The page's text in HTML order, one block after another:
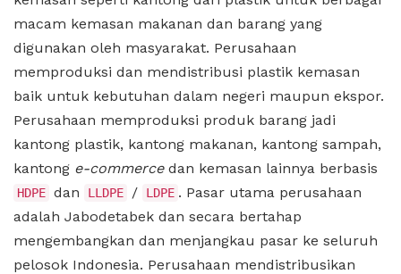
macam kemasan makanan dan barang yang
digunakan oleh masyarakat. Perusahaan
memproduksi dan mendistribusi plastik kemasan
baik untuk kebutuhan dalam negeri maupun ekspor.
Perusahaan memproduksi produk barang jadi
kantong plastik, kantong makanan, kantong sampah,
kantong e-commercedan kemasan lainnya berbasis
HDPE dan LLDPE / LDPE . Pasar utama perusahaan
adalah Jabodetabek dan secara bertahap
mengembangkan dan menjangkau pasar ke seluruh
pelosok Indonesia. Perusahaan mendistribusikan